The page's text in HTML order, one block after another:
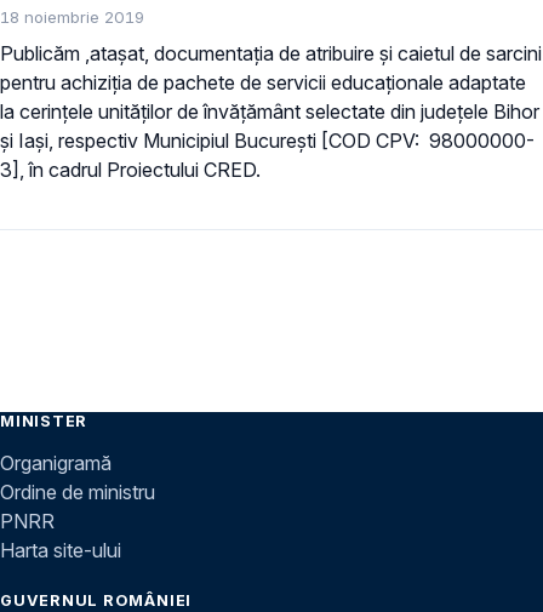
18 noiembrie 2019
Publicăm ,atașat, documentația de atribuire și caietul de sarcini
pentru achiziția de pachete de servicii educaționale adaptate
la cerințele unităților de învățământ selectate din județele Bihor
și Iași, respectiv Municipiul București [COD CPV: 98000000-
3], în cadrul Proiectului CRED.
MINISTER
Organigramă
Ordine de ministru
PNRR
Harta site-ului
GUVERNUL ROMÂNIEI